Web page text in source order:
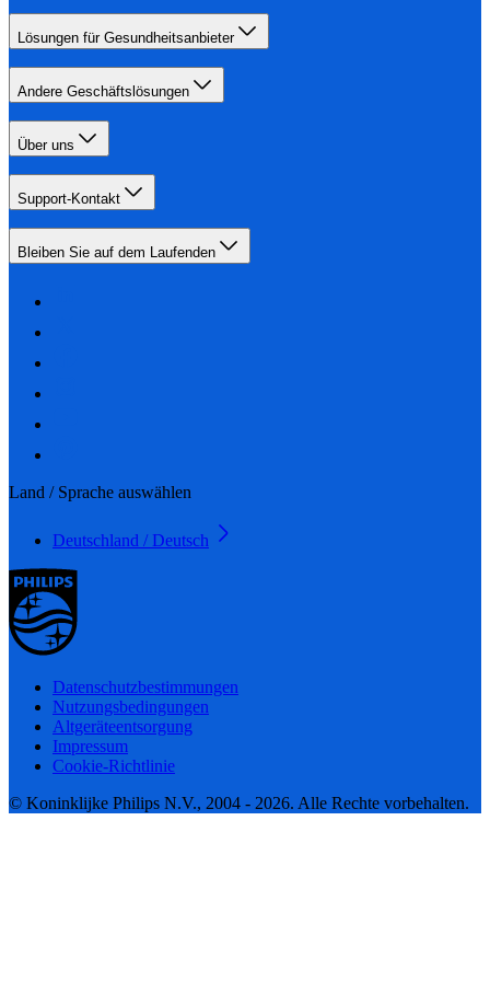
Lösungen für Gesundheitsanbieter
Andere Geschäftslösungen
Über uns
Support-Kontakt
Bleiben Sie auf dem Laufenden
Land / Sprache auswählen
Deutschland / Deutsch
Datenschutzbestimmungen
Nutzungsbedingungen
Altgeräteentsorgung
Impressum
Cookie-Richtlinie
© Koninklijke Philips N.V., 2004 - 2026. Alle Rechte vorbehalten.